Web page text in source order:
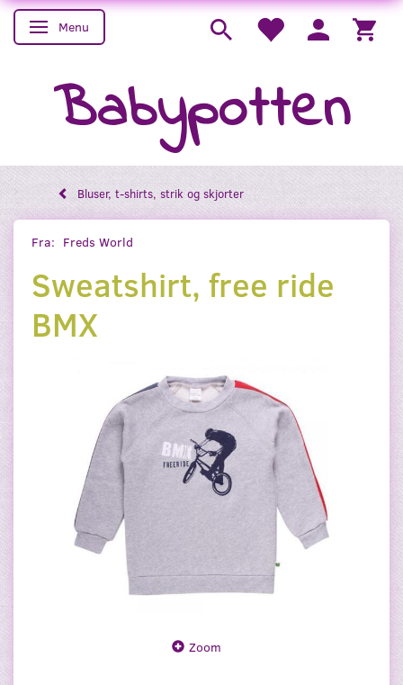
Skifte navigation
Menu
Babypotten
Bluser, t-shirts, strik og skjorter
Fra: Freds World
Sweatshirt, free ride
BMX
Zoom